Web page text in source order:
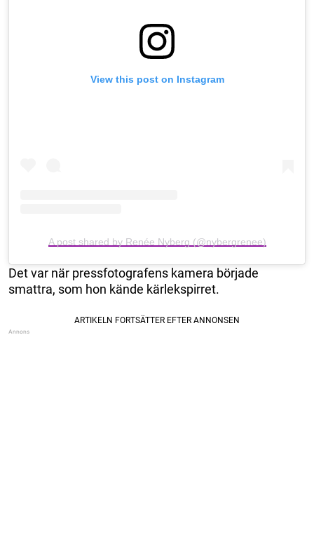
View this post on Instagram
A post shared by Renée Nyberg (@nybergrenee)
Det var när pressfotografens kamera började
smattra, som hon kände kärlekspirret.